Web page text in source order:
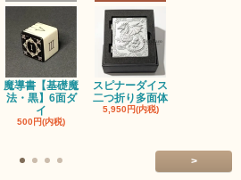
魔導書【基礎魔
法・黒】6面ダ
イ
500円(内税)
スピナーダイス
二つ折り多面体
5,950円(内税)
>